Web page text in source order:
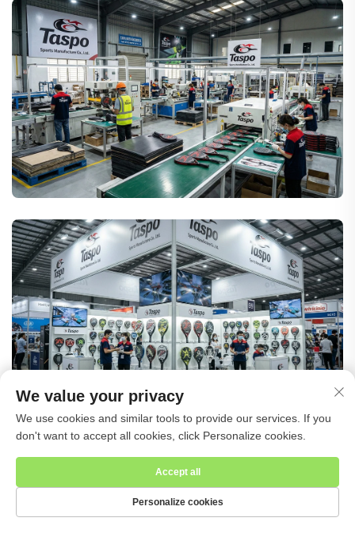
We value your privacy
We use cookies and similar tools to provide our services. If you
don't want to accept all cookies, click Personalize cookies.
Personalize cookies
Accept all